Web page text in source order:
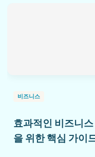
비즈니스
효과적인 비즈니
을 위한 핵심 가이